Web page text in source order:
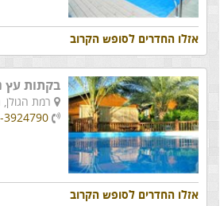
אזלו החדרים לסופש הקרוב
בקתות עץ
רמת הגולן,
3924790
אזלו החדרים לסופש הקרוב